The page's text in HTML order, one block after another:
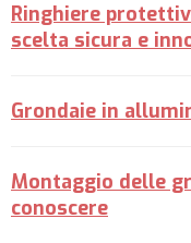
Ringhiere
scelta sicura e
Grondaie in
Montaggio delle
conoscere